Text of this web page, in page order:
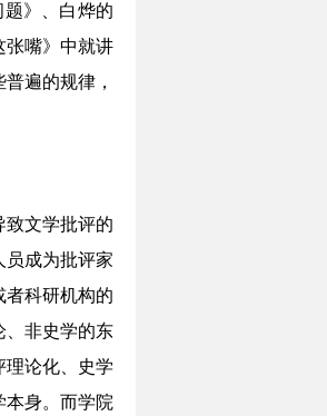
》、白烨的
张嘴》中就讲
遍的规律，
致文学批评的
员成为批评家
者科研机构的
、非史学的东
理论化、史学
本身。而学院